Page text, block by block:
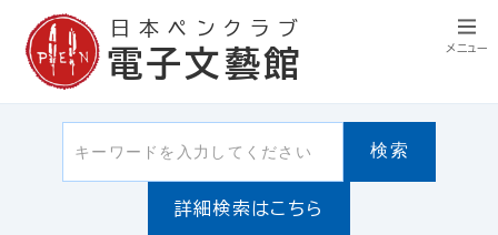
日本ペンクラブ
電子文藝館
検索
詳細検索はこちら
メニュー